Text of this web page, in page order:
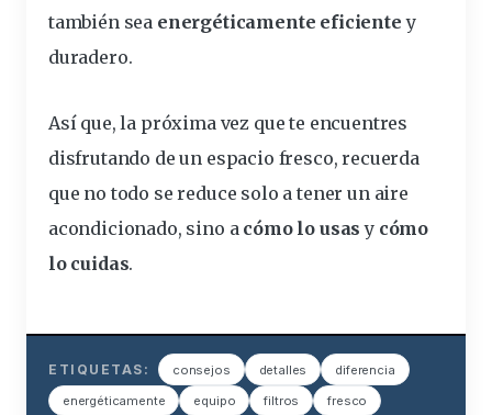
también sea energéticamente eficiente y
duradero.
Así que, la próxima vez que te encuentres
disfrutando de un espacio fresco, recuerda
que no todo se reduce solo a tener un aire
acondicionado, sino a cómo lo usas y cómo
lo cuidas.
ETIQUETAS: consejos detalles diferencia
energéticamente equipo filtros fresco